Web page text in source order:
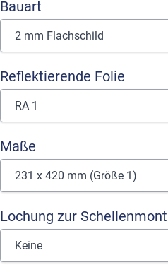
Bauart
Reflektierende Folie
Maße
Lochung zur